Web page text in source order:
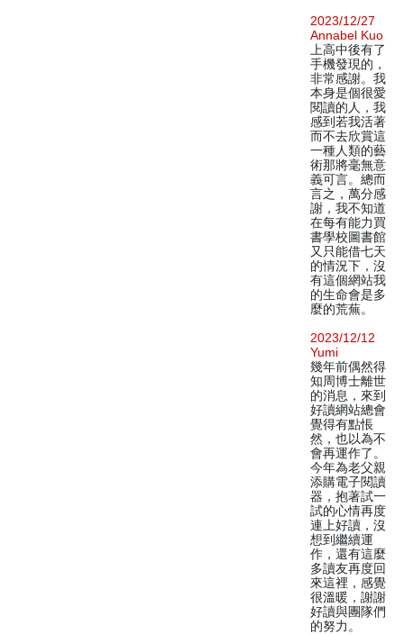
2023/12/27
Annabel Kuo
上高中後有了
手機發現的，
非常感謝。我
本身是個很愛
閱讀的人，我
感到若我活著
而不去欣賞這
一種人類的藝
術那將毫無意
義可言。總而
言之，萬分感
謝，我不知道
在每有能力買
書學校圖書館
又只能借七天
的情況下，沒
有這個網站我
的生命會是多
麼的荒蕪。
2023/12/12
Yumi
幾年前偶然得
知周博士離世
的消息，來到
好讀網站總會
覺得有點悵
然，也以為不
會再運作了。
今年為老父親
添購電子閱讀
器，抱著試一
試的心情再度
連上好讀，沒
想到繼續運
作，還有這麼
多讀友再度回
來這裡，感覺
很溫暖，謝謝
好讀與團隊們
的努力。